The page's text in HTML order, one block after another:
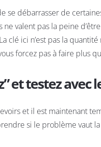
se débarrasser de
ne valent pas la peine
clé ici n’est pas la
forcez pas à faire plus
et testez avec
et il est maintenant
si le problème vaut